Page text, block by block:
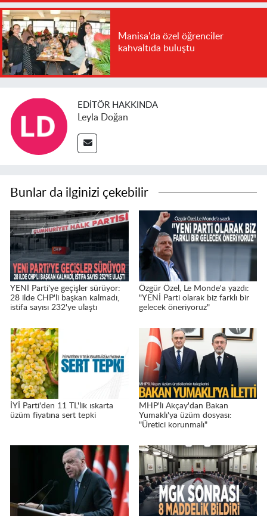
Manisa'da özel öğrenciler
kahvaltıda buluştu
EDITÖR HAKKINDA
Leyla Doğan
Bunlar da ilginizi çekebilir
YENİ Parti'ye geçişler sürüyor:
28 ilde CHP'li başkan kalmadı,
istifa sayısı 232'ye ulaştı
Özgür Özel, Le Monde'a yazdı:
"YENİ Parti olarak biz farklı bir
gelecek öneriyoruz"
İYİ Parti'den 11 TL'lik ıskarta
üzüm fiyatına sert tepki
MHP'li Akçay'dan Bakan
Yumaklı'ya üzüm dosyası:
"Üretici korunmalı"